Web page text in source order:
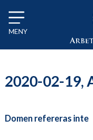
Till innehåll på sidan x
MENY
2020-02-19,
Domen refereras inte